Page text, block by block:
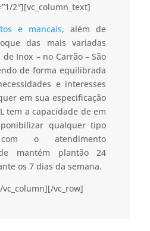
2″][vc_column_text]
e mancais, além de
das mais variadas
Inox – no Carrão – São
de forma equilibrada
e interesses
em sua especificação
tem a capacidade de em
qualquer tipo
o atendimento
mantém plantão 24
os 7 dias da semana.
vc_row]